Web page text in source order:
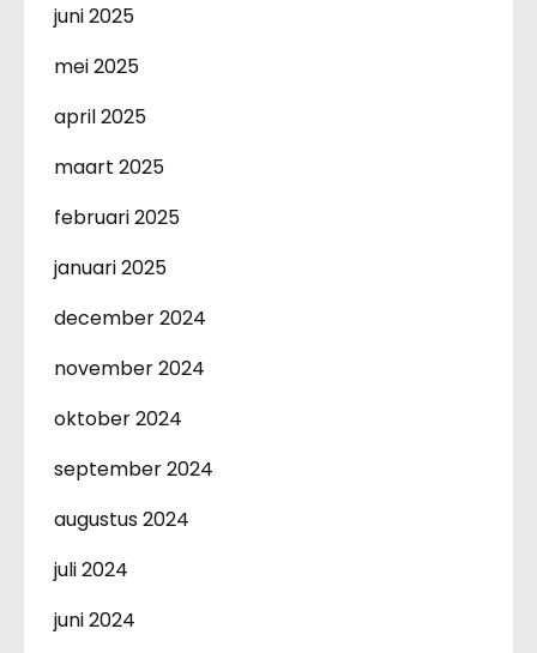
juni 2025
mei 2025
april 2025
maart 2025
februari 2025
januari 2025
december 2024
november 2024
oktober 2024
september 2024
augustus 2024
juli 2024
juni 2024